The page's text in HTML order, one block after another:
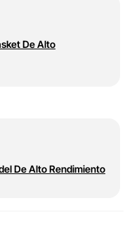
De Alto
De Alto Rendimiento